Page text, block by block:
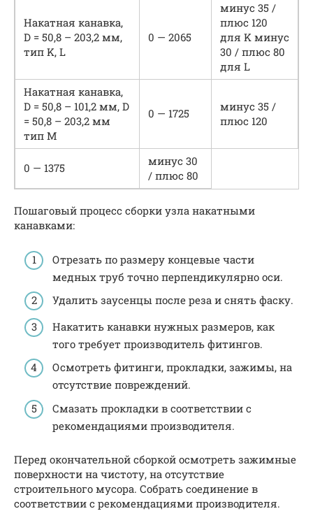
Накатная канавка,
D = 50,8 – 203,2 мм,
тип K, L
0 — 2065
минус 35 /
плюс 120
для K минус
30 / плюс 80
для L
Накатная канавка,
D = 50,8 – 101,2 мм, D
= 50,8 – 203,2 мм
тип M
0 — 1725
минус 35 /
плюс 120
0 — 1375
минус 30
/ плюс 80
Пошаговый процесс сборки узла накатными
канавками:
Отрезать по размеру концевые части
медных труб точно перпендикулярно оси.
Удалить заусенцы после реза и снять фаску.
Накатить канавки нужных размеров, как
того требует производитель фитингов.
Осмотреть фитинги, прокладки, зажимы, на
отсутствие повреждений.
Смазать прокладки в соответствии с
рекомендациями производителя.
Перед окончательной сборкой осмотреть зажимные
поверхности на чистоту, на отсутствие
строительного мусора. Собрать соединение в
соответствии с рекомендациями производителя.